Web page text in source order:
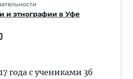
и этнографии в Уфе
года с учениками 3б